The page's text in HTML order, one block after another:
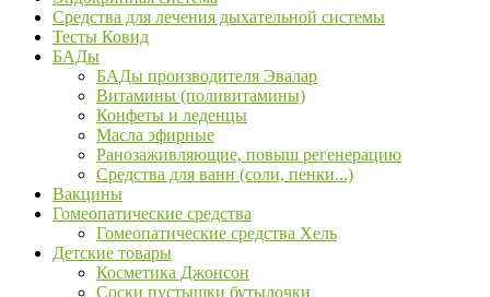
Средства для лечения дыхательной системы
Тесты Ковид
БАДы
БАДы производителя Эвалар
Витамины (поливитамины)
Конфеты и леденцы
Масла эфирные
Ранозаживляющие, повыш регенерацию
Средства для ванн (соли, пенки...)
Вакцины
Гомеопатические средства
Гомеопатические средства Хель
Детские товары
Косметика Джонсон
Соски пустышки бутылочки